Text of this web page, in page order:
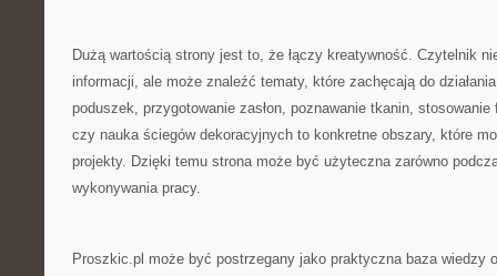
Dużą wartością strony jest to, że łączy kreatywność. Czytelnik
informacji, ale może znaleźć tematy, które zachęcają do
poduszek, przygotowanie zasłon, poznawanie tkanin,
czy nauka ściegów dekoracyjnych to konkretne obszary, które
projekty. Dzięki temu strona może być użyteczna zarówno
wykonywania pracy.
Proszkic.pl może być postrzegany jako praktyczna baza wiedzy